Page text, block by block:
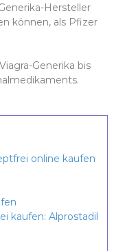
Hersteller
können, als Pfizer
Generika bis
online kaufen
kaufen: Alprostadil